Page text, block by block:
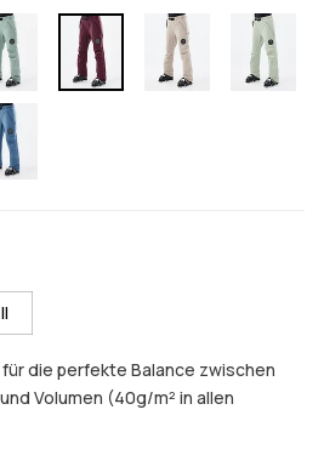
die perfekte Balance zwischen
Volumen (40g/m² in allen